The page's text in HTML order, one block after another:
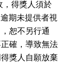
，得獎人須於
期未提供者視
恕不另行通
確，導致無法
獎人自願放棄